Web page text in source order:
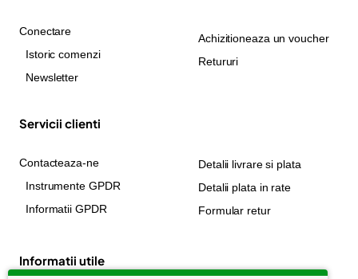
Conectare
Istoric comenzi
Newsletter
Achizitioneaza un voucher
Retururi
Servicii clienti
Contacteaza-ne
Instrumente GPDR
Informatii GPDR
Detalii livrare si plata
Detalii plata in rate
Formular retur
Informatii utile